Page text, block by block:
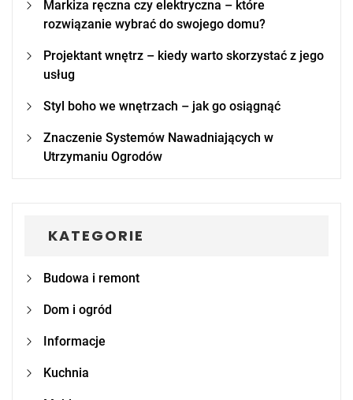
Markiza ręczna czy elektryczna – które
rozwiązanie wybrać do swojego domu?
Projektant wnętrz – kiedy warto skorzystać z jego
usług
Styl boho we wnętrzach – jak go osiągnąć
Znaczenie Systemów Nawadniających w
Utrzymaniu Ogrodów
KATEGORIE
Budowa i remont
Dom i ogród
Informacje
Kuchnia